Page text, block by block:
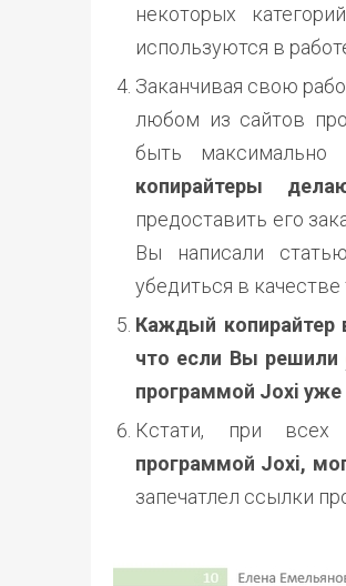
некоторых
используются в
Заканчивая свою
любом из сайтов
быть максимально
копирайтеры
предоставить его
Вы написали
убедиться в
Каждый копирайтер
что если Вы решили
программой Joxi уже
Кстати, при всех
программой Joxi,
запечатлел ссылки